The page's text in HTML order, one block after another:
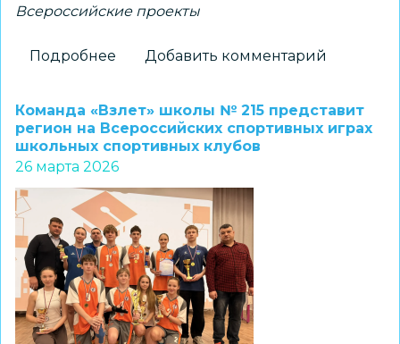
Всероссийские проекты
Подробнее
–
территория
молодых
защитников
природы
Добавить комментарий
Команда «Взлет» школы № 215 представит
регион на Всероссийских спортивных играх
школьных спортивных клубов
26 марта 2026